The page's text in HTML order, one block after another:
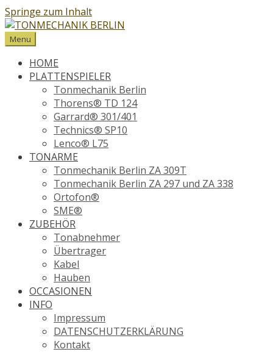
Springe zum Inhalt
Menu
HOME
PLATTENSPIELER
Tonmechanik Berlin
Thorens® TD 124
Garrard® 301/401
Technics® SP10
Lenco® L75
TONARME
Tonmechanik Berlin ZA 309T
Tonmechanik Berlin ZA 297 und ZA 338
Ortofon®
SME®
ZUBEHÖR
Tonabnehmer
Übertrager
Kabel
Hauben
OCCASIONEN
INFO
Impressum
DATENSCHUTZERKLÄRUNG
Kontakt